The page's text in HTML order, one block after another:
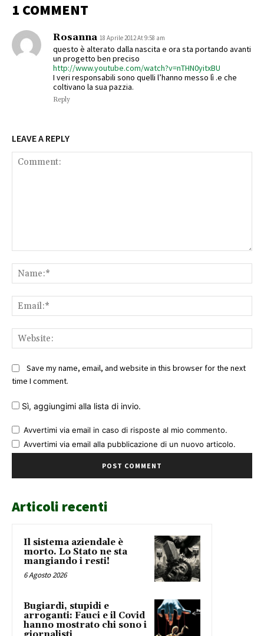
1 COMMENT
Rosanna 18 Aprile 2012 At 9:58 am
questo è alterato dalla nascita e ora sta portando avanti
un progetto ben preciso
http://www.youtube.com/watch?v=nTHN0yitxBU
I veri responsabili sono quelli l’hanno messo lì .e che
coltivano la sua pazzia.
Reply
LEAVE A REPLY
Save my name, email, and website in this browser for the next
time I comment.
Sì, aggiungimi alla lista di invio.
Avvertimi via email in caso di risposte al mio commento.
Avvertimi via email alla pubblicazione di un nuovo articolo.
Articoli recenti
Il sistema aziendale è
morto. Lo Stato ne sta
mangiando i resti!
6 Agosto 2026
Bugiardi, stupidi e
arroganti: Fauci e il Covid
hanno mostrato chi sono i